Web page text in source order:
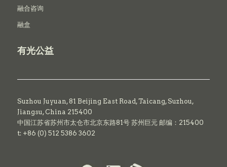
融合咨询
融盒
有光公益
Suzhou Juyuan, 81 Beijing East Road,Taicang,Suzhou,
Jiangsu, China 215400
中国江苏省苏州市太仓市北京东路81号 苏州巨元 邮编：215400
t: +86 (0) 512 5386 3602